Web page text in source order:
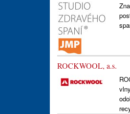
ROCKWOOL, a.s.